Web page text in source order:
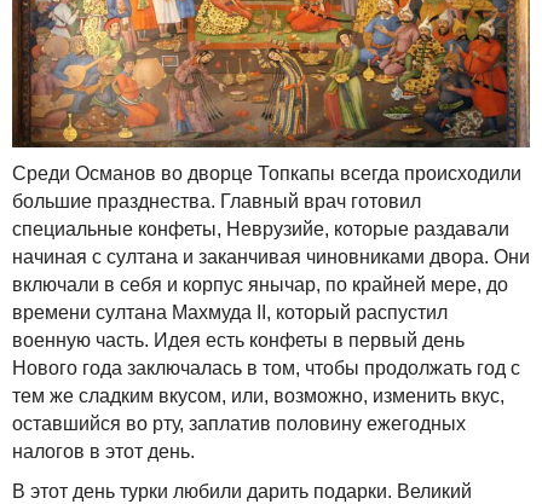
Среди Османов во дворце Топкапы всегда происходили
большие празднества. Главный врач готовил
специальные конфеты, Неврузийе, которые раздавали
начиная с султана и заканчивая чиновниками двора. Они
включали в себя и корпус янычар, по крайней мере, до
времени султана Махмуда II, который распустил
военную часть. Идея есть конфеты в первый день
Нового года заключалась в том, чтобы продолжать год с
тем же сладким вкусом, или, возможно, изменить вкус,
оставшийся во рту, заплатив половину ежегодных
налогов в этот день.
В этот день турки любили дарить подарки. Великий